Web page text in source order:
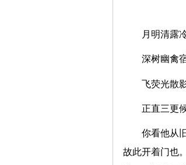
月明清
深树幽
飞荧光
正直三
你看他从
故此开着门也